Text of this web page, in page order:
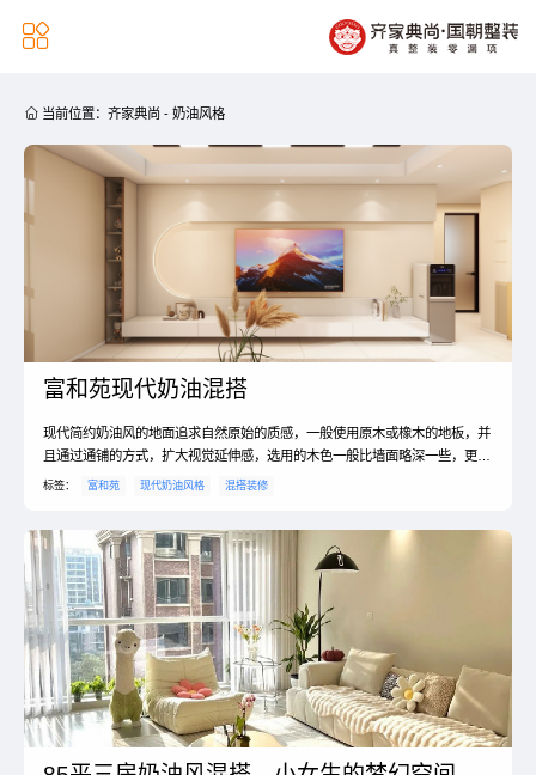

 当前位置： 齐家典尚 - 奶油风格
富和苑现代奶油混搭
现代简约奶油风的地面追求自然原始的质感，一般使用原木或橡木的地板，并
且通过通铺的方式，扩大视觉延伸感，选用的木色一般比墙面略深一些，更加
凸显沉稳感和层次感，烘托低调高级的氛围，也方便突出其表面陈设的家具造
标签： 富和苑 现代奶油风格 混搭装修